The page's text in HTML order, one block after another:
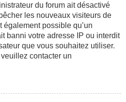
du forum ait désactivé
les nouveaux visiteurs de
également possible qu’un
banni votre adresse IP ou interdit
que vous souhaitez utiliser.
contacter un